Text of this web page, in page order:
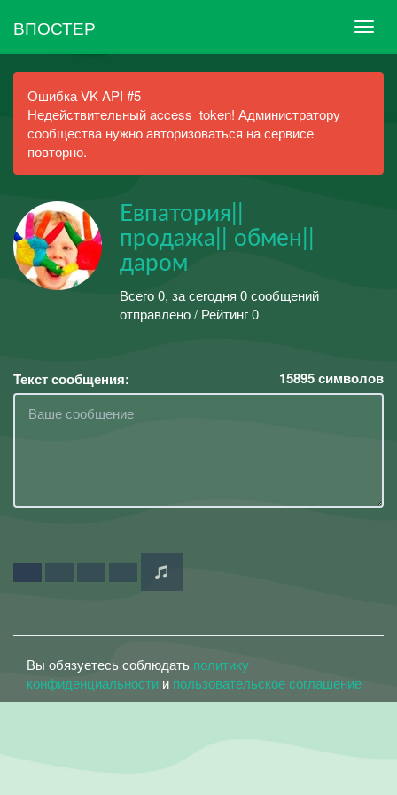
ВПОСТЕР
Ошибка VK API #5
Недействительный access_token! Администратору
сообщества нужно авторизоваться на сервисе
повторно.
Евпатория||
продажа|| обмен||
даром
Всего 0, за сегодня 0 сообщений
отправлено / Рейтинг 0
Текст сообщения: 15895символов
Вы обязуетесь соблюдать политику
конфиденциальности и пользовательское соглашение